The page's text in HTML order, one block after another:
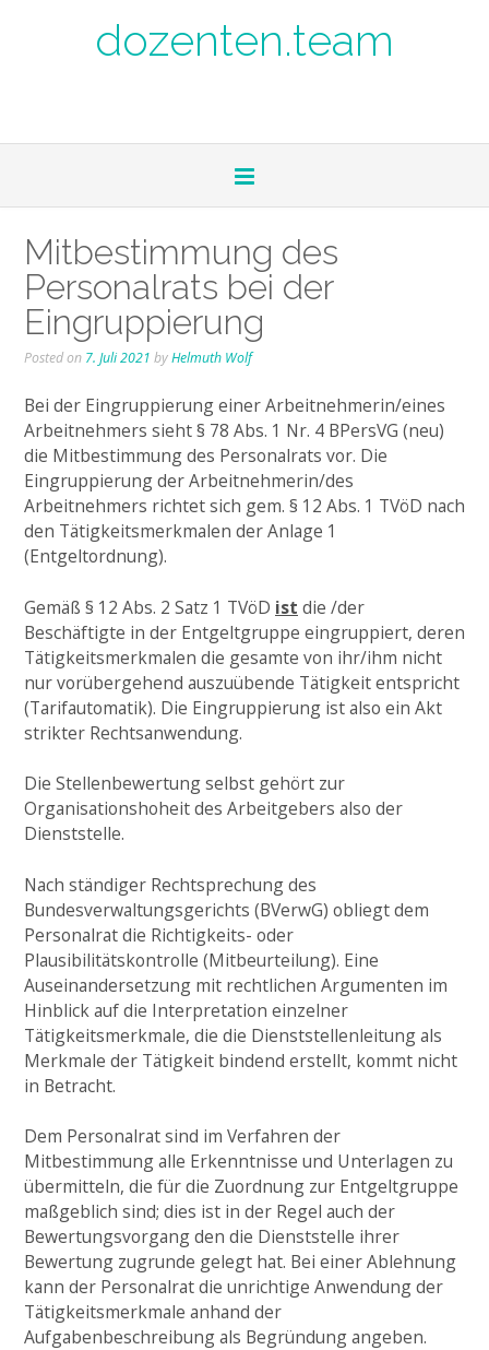
dozenten.team
Mitbestimmung des
Personalrats bei der
Eingruppierung
Posted on 7. Juli 2021 byHelmuth Wolf
Bei der Eingruppierung einer Arbeitnehmerin/eines
Arbeitnehmers sieht § 78 Abs. 1 Nr. 4 BPersVG (neu)
die Mitbestimmung des Personalrats vor. Die
Eingruppierung der Arbeitnehmerin/des
Arbeitnehmers richtet sich gem. § 12 Abs. 1 TVöD nach
den Tätigkeitsmerkmalen der Anlage 1
(Entgeltordnung).
Gemäß § 12 Abs. 2 Satz 1 TVöD ist die /der
Beschäftigte in der Entgeltgruppe eingruppiert, deren
Tätigkeitsmerkmalen die gesamte von ihr/ihm nicht
nur vorübergehend auszuübende Tätigkeit entspricht
(Tarifautomatik). Die Eingruppierung ist also ein Akt
strikter Rechtsanwendung.
Die Stellenbewertung selbst gehört zur
Organisationshoheit des Arbeitgebers also der
Dienststelle.
Nach ständiger Rechtsprechung des
Bundesverwaltungsgerichts (BVerwG) obliegt dem
Personalrat die Richtigkeits- oder
Plausibilitätskontrolle (Mitbeurteilung). Eine
Auseinandersetzung mit rechtlichen Argumenten im
Hinblick auf die Interpretation einzelner
Tätigkeitsmerkmale, die die Dienststellenleitung als
Merkmale der Tätigkeit bindend erstellt, kommt nicht
in Betracht.
Dem Personalrat sind im Verfahren der
Mitbestimmung alle Erkenntnisse und Unterlagen zu
übermitteln, die für die Zuordnung zur Entgeltgruppe
maßgeblich sind; dies ist in der Regel auch der
Bewertungsvorgang den die Dienststelle ihrer
Bewertung zugrunde gelegt hat. Bei einer Ablehnung
kann der Personalrat die unrichtige Anwendung der
Tätigkeitsmerkmale anhand der
Aufgabenbeschreibung als Begründung angeben.